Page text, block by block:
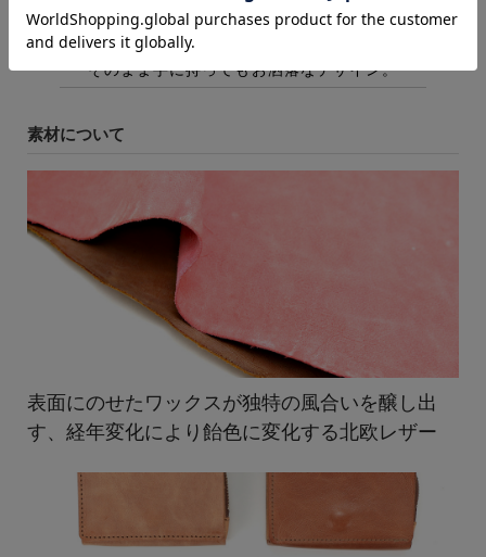
素材について
表面にのせたワックスが独特の風合いを醸し出
す、経年変化により飴色に変化する北欧レザー